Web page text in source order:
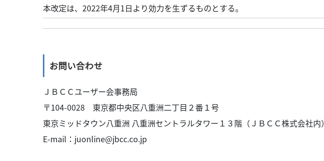
本改定は、2022年4月1日より効力を生ずるものとする。
お問い合わせ
ＪＢＣＣユーザー会事務局
〒104-0028 東京都中央区八重洲二丁目２番１号
東京ミッドタウン八重洲 八重洲セントラルタワー１３階（ＪＢＣＣ株式会社内）
E-mail： juonline@jbcc.co.jp